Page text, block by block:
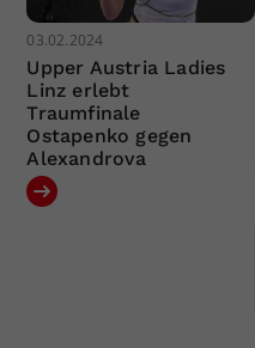
03.02.2024
Upper Austria Ladies
Linz erlebt
Traumfinale
Ostapenko gegen
Alexandrova